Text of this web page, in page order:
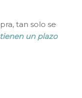
tan solo se
un plazo